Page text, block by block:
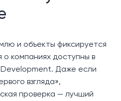
и объекты фиксируется
о компаниях доступны в
Даже если
взгляда»,
проверка — лучший